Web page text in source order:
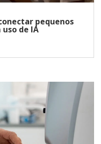
pequenos
de IA